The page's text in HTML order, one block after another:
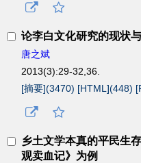
论李白文化研究的现状
唐之斌
2013(3):29-32,36.
[摘要](3470) [HTML](448)
乡土文学本真的平民生
观卖血记》为例